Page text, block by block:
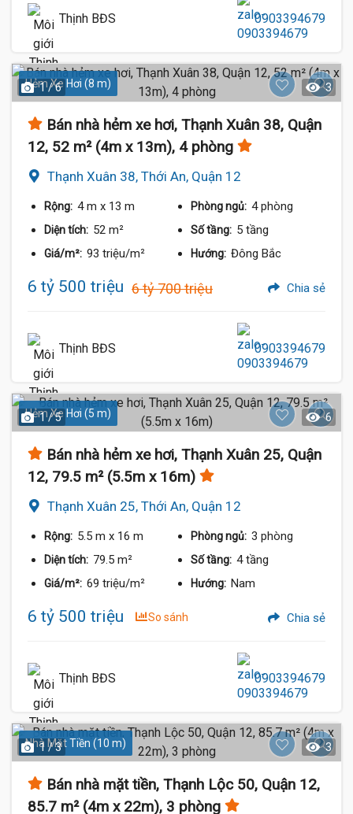
Thịnh BĐS 0903394679
Hẻm Xe Hơi (8 m)
1 / 6 3
Bán nhà hẻm xe hơi, Thạnh Xuân 38, Quận
12, 52 m² (4m x 13m), 4 phòng
Thạnh Xuân 38, Thới An, Quận 12
Rộng: 4 m x 13 m Phòng ngủ: 4 phòng
Diện tích: 52 m² Số tầng: 5 tầng
Giá/m²: 93 triệu/m² Hướng: Đông Bắc
6 tỷ 500 triệu 6 tỷ 700 triệu Chia sẻ
Thịnh BĐS 0903394679
Hẻm Xe Hơi (5 m)
1 / 5 6
Bán nhà hẻm xe hơi, Thạnh Xuân 25, Quận
12, 79.5 m² (5.5m x 16m)
Thạnh Xuân 25, Thới An, Quận 12
Rộng: 5.5 m x 16 m Phòng ngủ: 3 phòng
Diện tích: 79.5 m² Số tầng: 4 tầng
Giá/m²: 69 triệu/m² Hướng: Nam
6 tỷ 500 triệu So sánh Chia sẻ
Thịnh BĐS 0903394679
Nhà Mặt Tiền (10 m)
1 / 3 3
Bán nhà mặt tiền, Thạnh Lộc 50, Quận 12,
85.7 m² (4m x 22m), 3 phòng